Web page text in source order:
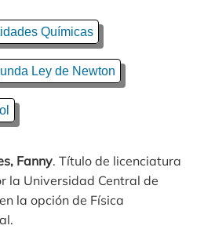
Químicas
Ley de Newton
Fanny. Título de licenciatura
la Universidad Central de
la opción de Física